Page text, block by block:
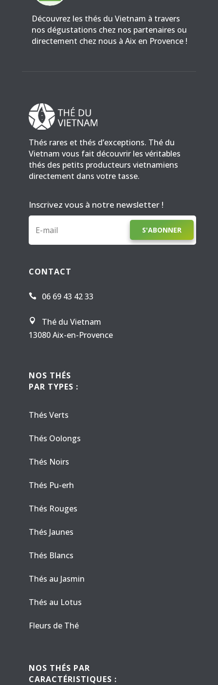
Découvrez les thés du Vietnam à travers
nos dégustations chez nos partenaires ou
directement chez nous à Aix en Provence !
Thés rares et thés d’exceptions. Thé du
Vietnam vous fait découvrir les véritables
thés des petits producteurs vietnamiens
directement dans votre tasse.
Inscrivez vous à notre newsletter !
S'ABONNER
CONTACT
 06 69 43 42 33

Thé du Vietnam
13080 Aix-en-Provence
NOS THÉS
PAR TYPES :
Thés Verts
Thés Oolongs
Thés Noirs
Thés Pu-erh
Thés Rouges
Thés Jaunes
Thés Blancs
Thés au Jasmin
Thés au Lotus
Fleurs de Thé
NOS THÉS PAR
CARACTÉRISTIQUES :